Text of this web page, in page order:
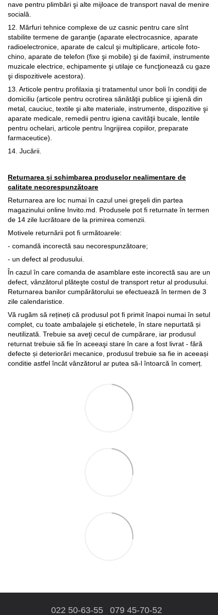
nave pentru plimbări şi alte mijloace de transport naval de menire
socială.
12. Mărfuri tehnice complexe de uz casnic pentru care sînt
stabilite termene de garanţie (aparate electrocasnice, aparate
radioelectronice, aparate de calcul şi multiplicare, articole foto-
chino, aparate de telefon (fixe şi mobile) şi de faximil, instrumente
muzicale electrice, echipamente şi utilaje ce funcţionează cu gaze
şi dispozitivele acestora).
13. Articole pentru profilaxia şi tratamentul unor boli în condiţii de
domiciliu (articole pentru ocrotirea sănătăţii publice şi igienă din
metal, cauciuc, textile şi alte materiale, instrumente, dispozitive şi
aparate medicale, remedii pentru igiena cavităţii bucale, lentile
pentru ochelari, articole pentru îngrijirea copiilor, preparate
farmaceutice).
14. Jucării.
Returnarea și schimbarea produselor nealimentare de
calitate necorespunzătoare
Returnarea are loc numai în cazul unei greşeli din partea
magazinului online Invito.md. Produsele pot fi returnate în termen
de 14 zile lucrătoare de la primirea comenzii.
Motivele returnării pot fi următoarele:
- comandă incorectă sau necorespunzătoare;
- un defect al produsului.
În cazul în care comanda de asamblare este incorectă sau are un
defect, vânzătorul plăteşte costul de transport retur al produsului.
Returnarea banilor cumpărătorului se efectuează în termen de 3
zile calendaristice.
Vă rugăm să rețineți că produsul pot fi primit înapoi numai în setul
complet, cu toate ambalajele și etichetele, în stare nepurtată și
neutilizată. Trebuie sa aveţi cecul de cumpărare, iar produsul
returnat trebuie să fie în aceeaşi stare în care a fost livrat - fără
defecte și deteriorări mecanice, produsul trebuie sa fie in aceeași
conditie astfel încât vânzătorul ar putea să-l întoarcă în comerț.
022 50-63-55 079 45-70-52